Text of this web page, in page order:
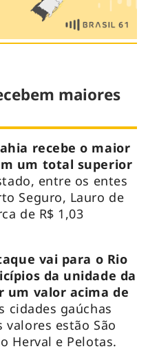
maiores
recebe o maior
um total superior
entre os entes
Seguro, Lauro de
de R$ 1,03
vai para o Rio
da unidade da
um valor acima de
cidades gaúchas
valores estão São
Herval e Pelotas.